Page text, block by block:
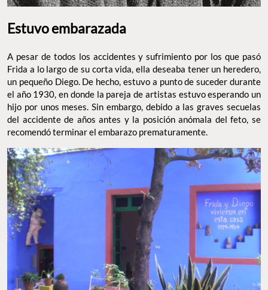
Estuvo embarazada
A pesar de todos los accidentes y sufrimiento por los que pasó
Frida a lo largo de su corta vida, ella deseaba tener un heredero,
un pequeño Diego. De hecho, estuvo a punto de suceder durante
el año 1930, en donde la pareja de artistas estuvo esperando un
hijo por unos meses. Sin embargo, debido a las graves secuelas
del accidente de años antes y la posición anómala del feto, se
recomendó terminar el embarazo prematuramente.